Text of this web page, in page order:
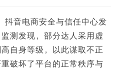
抖音电商安全与信任中心发
测发现，部分达人采用虚
自身等级，以此谋取不正
破坏了平台的正常秩序与